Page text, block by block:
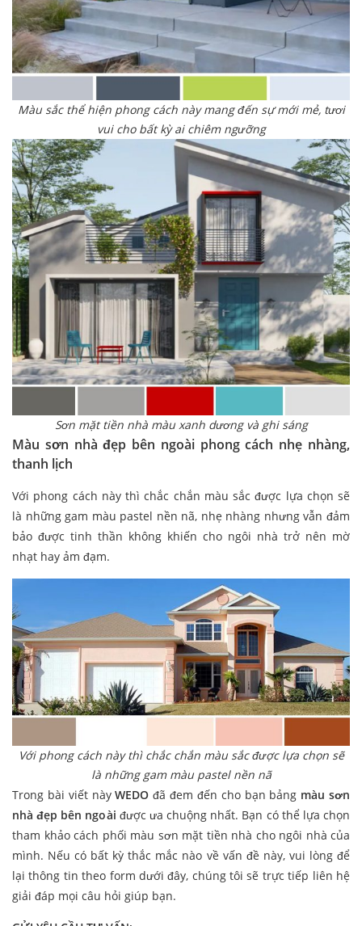
Màu sắc thể hiện phong cách này mang đến sự mới mẻ, tươi
vui cho bất kỳ ai chiêm ngưỡng
Sơn mặt tiền nhà màu xanh dương và ghi sáng
Màu sơn nhà đẹp bên ngoài phong cách nhẹ nhàng,
thanh lịch
Với phong cách này thì chắc chắn màu sắc được lựa chọn sẽ
là những gam màu pastel nền nã, nhẹ nhàng nhưng vẫn đảm
bảo được tinh thần không khiến cho ngôi nhà trở nên mờ
nhạt hay ảm đạm.
Với phong cách này thì chắc chắn màu sắc được lựa chọn sẽ
là những gam màu pastel nền nã
Trong bài viết nàyWEDO đã đem đến cho bạn bảng màu sơn
nhà đẹp bên ngoài được ưa chuộng nhất. Bạn có thể lựa chọn
tham khảo cách phối màu sơn mặt tiền nhà cho ngôi nhà của
mình. Nếu có bất kỳ thắc mắc nào về vấn đề này, vui lòng để
lại thông tin theo form dưới đây, chúng tôi sẽ trực tiếp liên hệ
giải đáp mọi câu hỏi giúp bạn.